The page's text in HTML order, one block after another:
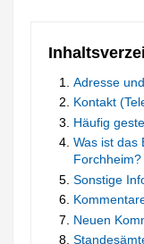
Adresse
Kontakt
Häufig
Was ist das
Forchheim?
Sonstige
Neuen